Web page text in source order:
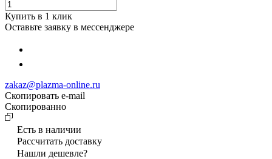
Купить в 1 клик
Оставьте заявку в мессенджере
zakaz@plazma-online.ru
Скопировать e-mail
Cкопированно
Есть в наличии
Рассчитать доставку
Нашли дешевле?